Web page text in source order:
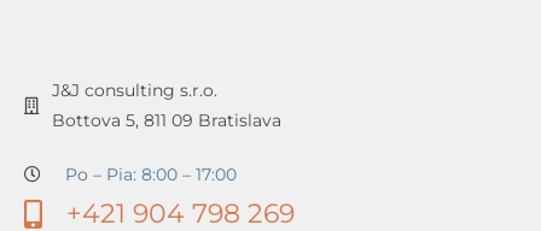
J&J consulting s.r.o.
Bottova 5, 811 09 Bratislava
Po – Pia: 8:00 – 17:00
+421 904 798 269